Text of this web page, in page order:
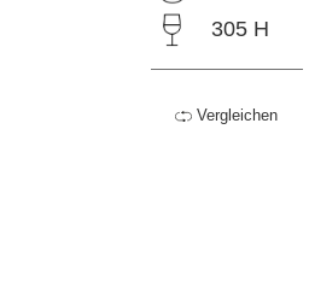
305 H
Vergleichen